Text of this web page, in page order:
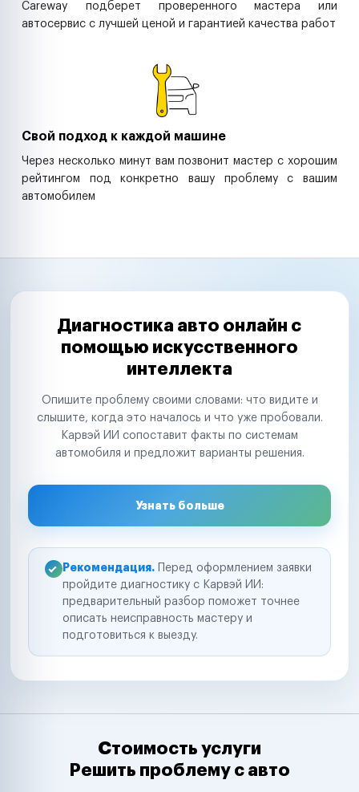
Careway подберет проверенного мастера или
автосервис с лучшей ценой и гарантией качества работ
Свой подход к каждой машине
Через несколько минут вам позвонит мастер с хорошим
рейтингом под конкретно вашу проблему с вашим
автомобилем
Диагностика авто онлайн с
помощью искусственного
интеллекта
Опишите проблему своими словами: что видите и
слышите, когда это началось и что уже пробовали.
Карвэй ИИ сопоставит факты по системам
автомобиля и предложит варианты решения.
Узнать больше
Рекомендация. Перед оформлением заявки
пройдите диагностику с Карвэй ИИ:
предварительный разбор поможет точнее
описать неисправность мастеру и
подготовиться к выезду.
Стоимость услуги
Решить проблему с авто